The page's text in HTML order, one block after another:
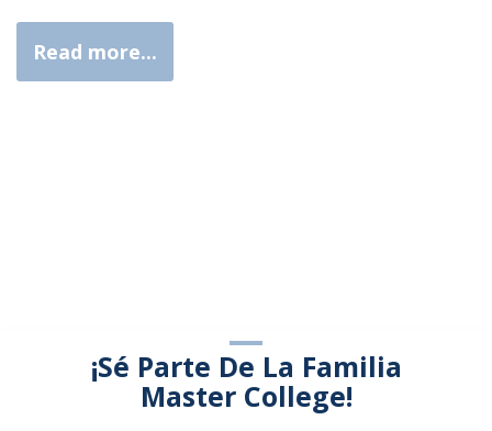
Read more...
¡Sé Parte De La Familia
Master College!